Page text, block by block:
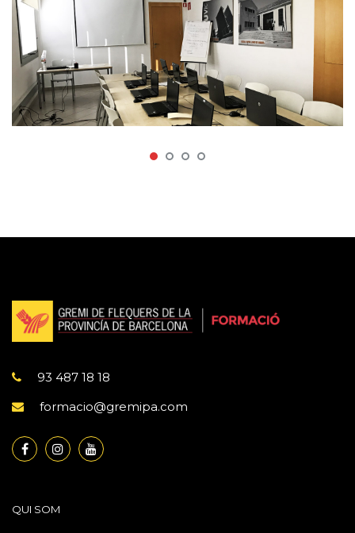
93 487 18 18
formacio@gremipa.com
QUI SOM